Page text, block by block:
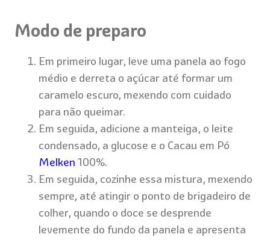
Modo de preparo
Em primeiro lugar, leve uma panela ao fogo
médio e derreta o açúcar até formar um
caramelo escuro, mexendo com cuidado
para não queimar.
Em seguida, adicione a manteiga, o leite
condensado, a glucose e o Cacau em Pó
Melken 100%.
Em seguida, cozinhe essa mistura, mexendo
sempre, até atingir o ponto de brigadeiro de
colher, quando o doce se desprende
levemente do fundo da panela e apresenta